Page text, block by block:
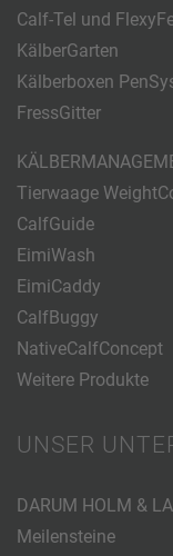
Calf-Tel und
KälberGarten
Kälberboxen
FressGitter
Tierwaage
CalfGuide
EimiWash
EimiCaddy
CalfBuggy
NativeCalfConcept
Weitere Produkte
UNSER
DARUM HOLM &
Meilensteine